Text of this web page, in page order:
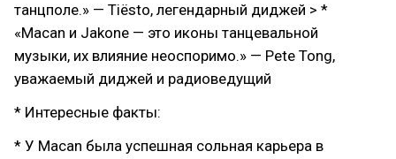
танцполе.» — Tiësto, легендарный диджей > *
«Macan и Jakone — это иконы танцевальной
музыки, их влияние неоспоримо.» — Pete Tong,
уважаемый диджей и радиоведущий
* Интересные факты:
* У Macan была успешная сольная карьера в